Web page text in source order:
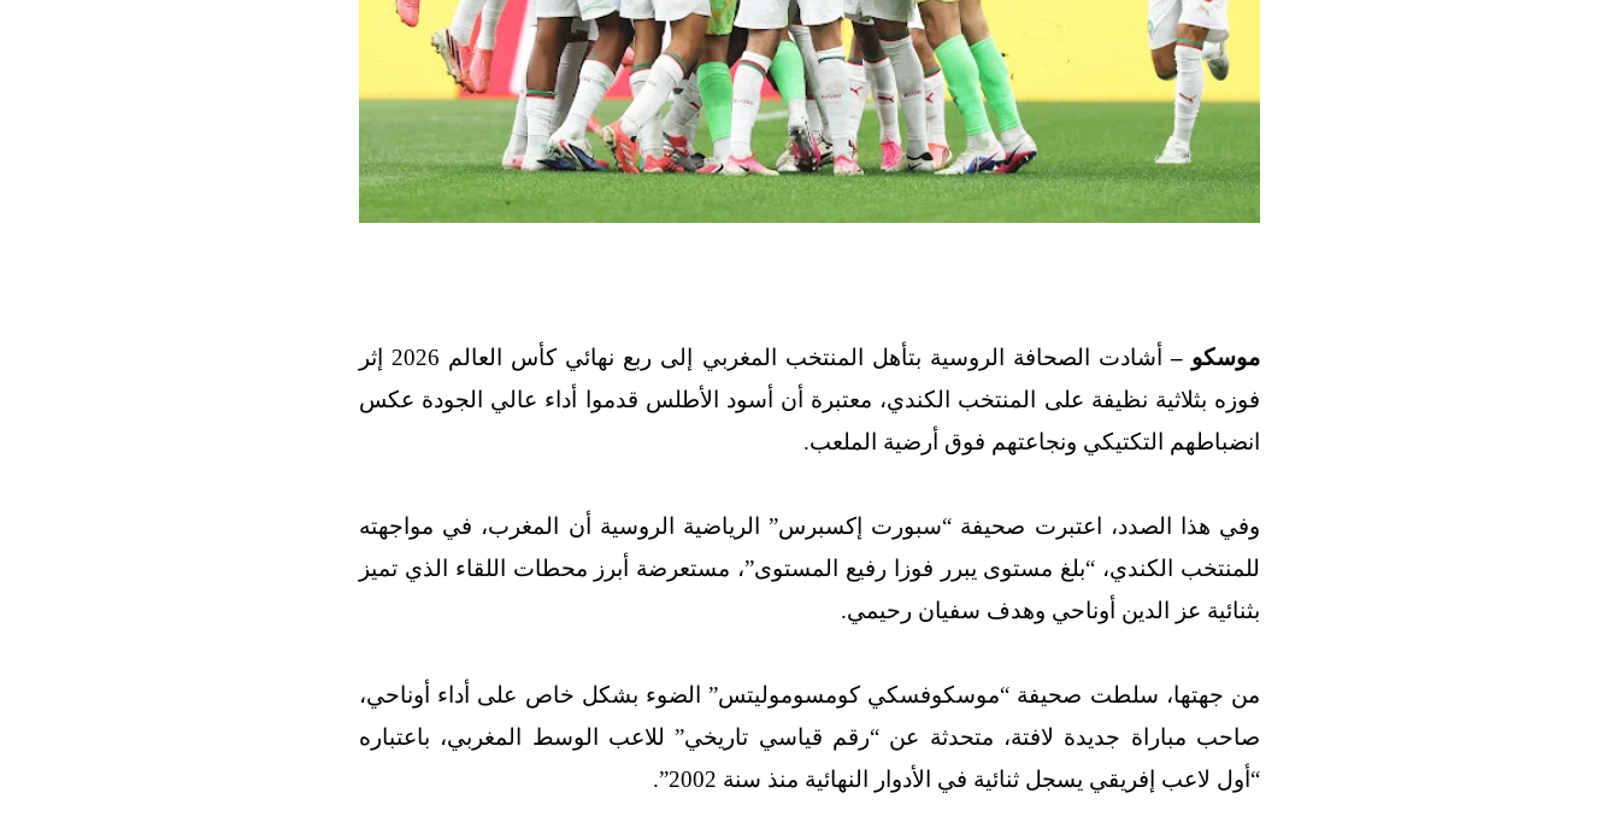
موسكو –
أشادت الصحافة الروسية بتأهل المنتخب المغربي إلى ربع نهائي كأس العالم 2026 إثر
فوزه بثلاثية نظيفة على المنتخب الكندي، معتبرة أن أسود الأطلس قدموا أداء عالي الجودة عكس
انضباطهم التكتيكي ونجاعتهم فوق أرضية الملعب.
وفي هذا الصدد، اعتبرت صحيفة “سبورت إكسبرس” الرياضية الروسية أن المغرب، في مواجهته
للمنتخب الكندي، “بلغ مستوى يبرر فوزا رفيع المستوى”، مستعرضة أبرز محطات اللقاء الذي تميز
بثنائية عز الدين أوناحي وهدف سفيان رحيمي.
من جهتها، سلطت صحيفة “موسكوفسكي كومسوموليتس” الضوء بشكل خاص على أداء أوناحي،
صاحب مباراة جديدة لافتة، متحدثة عن “رقم قياسي تاريخي” للاعب الوسط المغربي، باعتباره
“أول لاعب إفريقي يسجل ثنائية في الأدوار النهائية منذ سنة 2002”.